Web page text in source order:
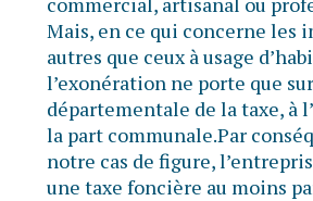
Mais, en ce qui concerne les
autres que ceux à usage
l’exonération ne porte que
départementale de la taxe, à
la part communale.Par
notre cas de figure,
une taxe foncière au moins